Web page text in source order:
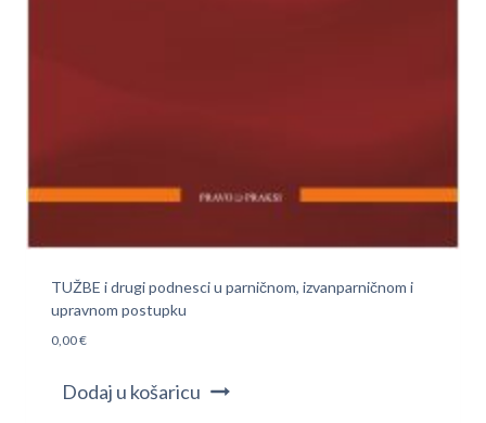
TUŽBE i drugi podnesci u parničnom, izvanparničnom i
upravnom postupku
0,00€
Dodaj u košaricu